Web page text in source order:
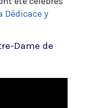
Dédicace y
Dame de